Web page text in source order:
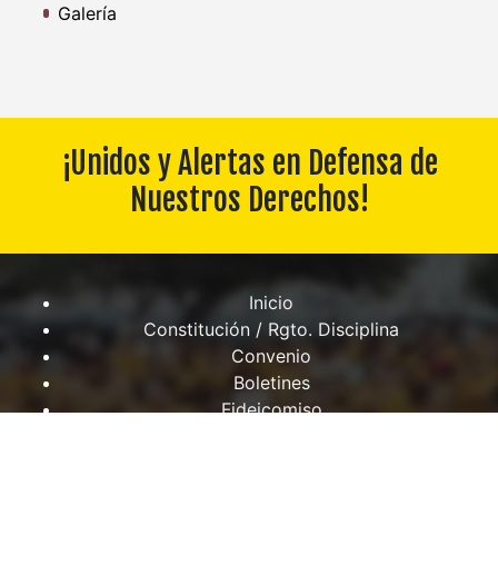
Galería
¡Unidos y Alertas en Defensa de
Nuestros Derechos!
Inicio
Constitución / Rgto. Disciplina
Convenio
Boletines
Fideicomiso